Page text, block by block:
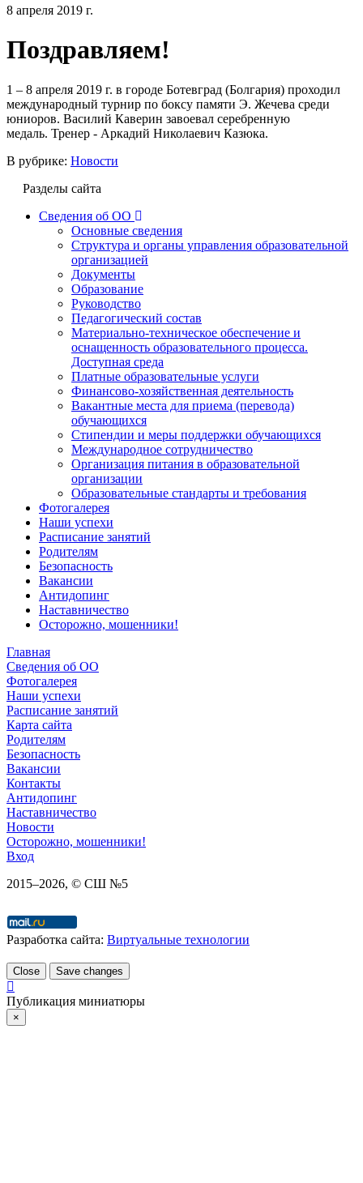
8 апреля 2019 г.
Поздравляем!
1 – 8 апреля 2019 г. в городе Ботевград (Болгария) проходил
международный турнир по боксу памяти Э. Жечева среди
юниоров. Василий Каверин завоевал серебренную
медаль. Тренер - Аркадий Николаевич Казюка.
В рубрике: Новости
Разделы сайта
Сведения об ОО
Основные сведения
Структура и органы управления образовательной
организацией
Документы
Образование
Руководство
Педагогический состав
Материально-техническое обеспечение и
оснащенность образовательного процесса.
Доступная среда
Платные образовательные услуги
Финансово-хозяйственная деятельность
Вакантные места для приема (перевода)
обучающихся
Стипендии и меры поддержки обучающихся
Международное сотрудничество
Организация питания в образовательной
организации
Образовательные стандарты и требования
Фотогалерея
Наши успехи
Расписание занятий
Родителям
Безопасность
Вакансии
Антидопинг
Наставничество
Осторожно, мошенники!
Главная
Сведения об ОО
Фотогалерея
Наши успехи
Расписание занятий
Карта сайта
Родителям
Безопасность
Вакансии
Контакты
Антидопинг
Наставничество
Новости
Осторожно, мошенники!
Вход
2015–2026, © СШ №5
Разработка сайта: Виртуальные технологии
Close Save changes
Публикация миниатюры
×